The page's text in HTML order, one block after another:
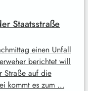
Staatsstraße
einen Unfall
berichtet will
Straße auf die
kommt es zum …